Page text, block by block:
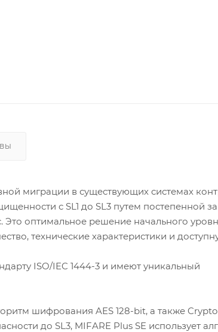
миграции в существующих системах
с SL1 до SL3 путем постепенной
Это оптимальное решение начального
технические характеристики и
ISO/IEC 1444-3 и имеют уникальный
шифрования AES 128-bit, а также Crypto
до SL3, MIFARE Plus SE использует